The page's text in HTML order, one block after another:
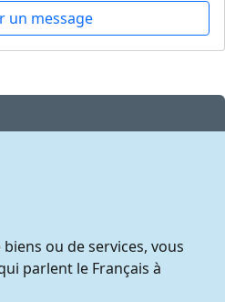
un message
ou de services, vous
parlent le Français à